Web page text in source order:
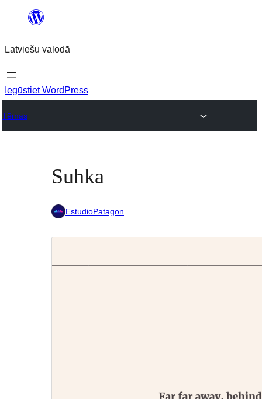
Pāriet
saturu
Latviešu valodā
Iegūstiet WordPress
Tēmas
Suhka
EstudioPatagon